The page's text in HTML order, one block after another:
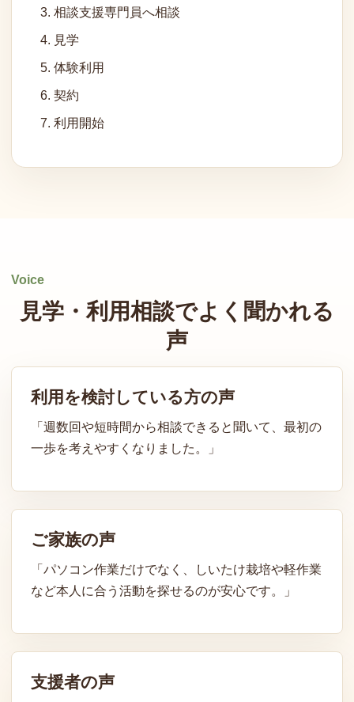
相談支援専門員へ相談
見学
体験利用
契約
利用開始
Voice
見学・利用相談でよく聞かれる
声
利用を検討している方の声
「週数回や短時間から相談できると聞いて、最初の
一歩を考えやすくなりました。」
ご家族の声
「パソコン作業だけでなく、しいたけ栽培や軽作業
など本人に合う活動を探せるのが安心です。」
支援者の声